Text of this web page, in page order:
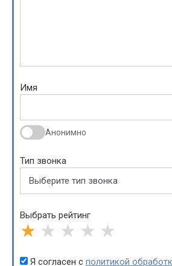
Имя
Анонимно
Тип звонка
Выбрать рейтинг
★ ★ ★ ★ ★
Я согласен с политикой